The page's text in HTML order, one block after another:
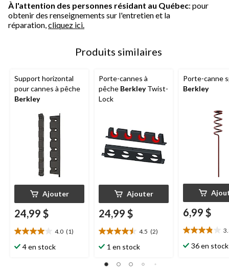
À l'attention des personnes résidant au Québec: pour
obtenir des renseignements sur l'entretien et la
réparation,cliquez ici.
Produits similaires
Support horizontal
pour cannes à pêche
Berkley
Ajouter
24,99 $
4.0 (1)
4.0
étoile(s)
4 en stock
Porte-cannes à
pêche BerkleyTwist-
Lock
Ajouter
24,99 $
4.5 (2)
4.5
étoile(s)
5.
1 en stock
Porte-canne
Berkley
6,99 $
3.8
étoile(s)
36 en stock